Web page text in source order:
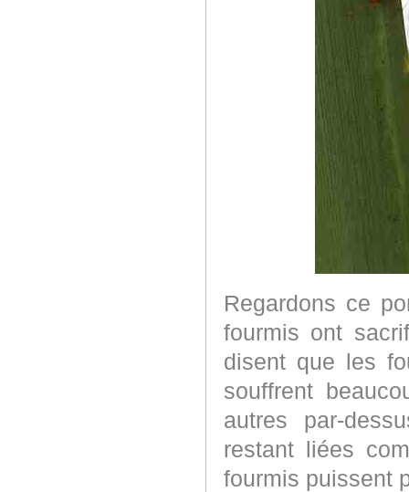
Regardons ce
fourmis ont
disent que les
souffrent
autres par-
restant liées
fourmis puissent